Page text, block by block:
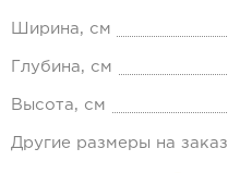
Ширина, см
Глубина, см
Высота, см
Другие размеры на заказ